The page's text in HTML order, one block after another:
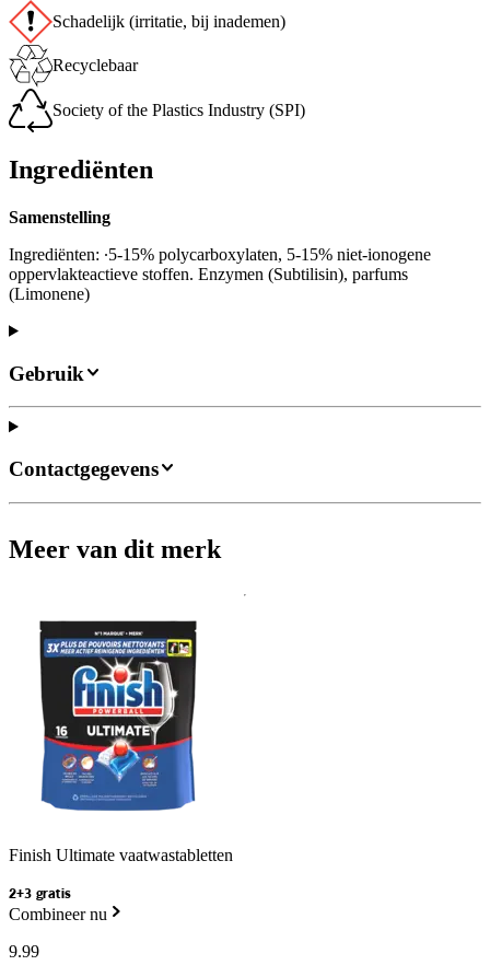
Schadelijk (irritatie, bij inademen)
Recyclebaar
Society of the Plastics Industry (SPI)
Ingrediënten
Samenstelling
Ingrediënten: ∙5-15% polycarboxylaten, 5-15% niet-ionogene
oppervlakteactieve stoffen. Enzymen (Subtilisin), parfums
(Limonene)
Gebruik
Contactgegevens
Meer van dit merk
Finish Ultimate vaatwastabletten
2+3 gratis
Combineer nu
9.99